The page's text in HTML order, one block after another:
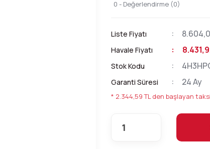
0 - Değerlendirme (0)
Liste Fiyatı
Havale Fiyatı
Stok Kodu
Garanti Süresi 24 Ay
* 2.344,59 TL den başlayan